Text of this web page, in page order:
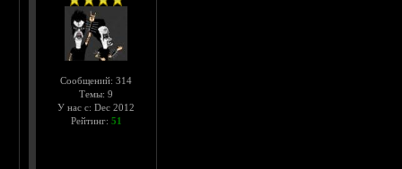
Сообщений: 314
Темы: 9
У нас с: Dec 2012
Рейтинг: 51